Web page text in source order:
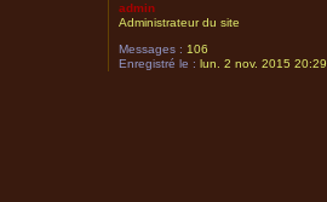
admin
Administrateur du site
Messages : 106
Enregistré le : lun. 2 nov. 2015 20:29